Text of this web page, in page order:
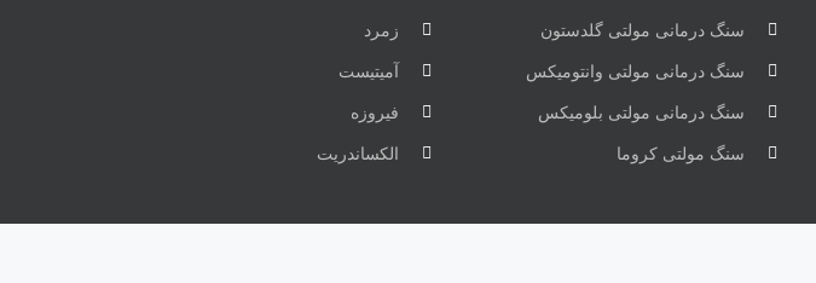
سنگ درمانی مولتی گلدستون
سنگ درمانی مولتی وانتومیکس
سنگ درمانی مولتی بلومیکس
سنگ مولتی کروما
زمرد
آمیتیست
فیروزه
الکساندریت